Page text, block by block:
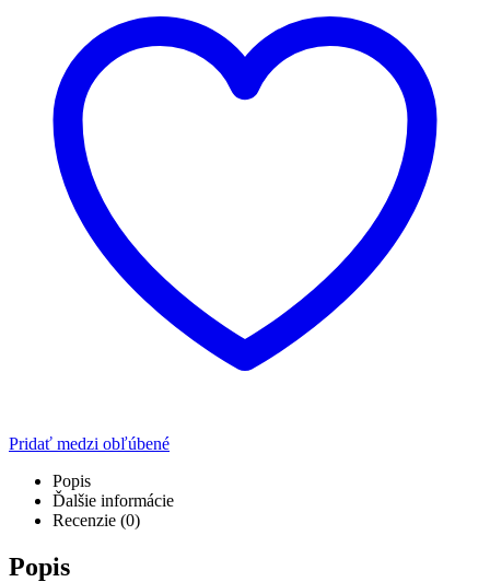
Pridať medzi obľúbené
Popis
Ďalšie informácie
Recenzie (0)
Popis